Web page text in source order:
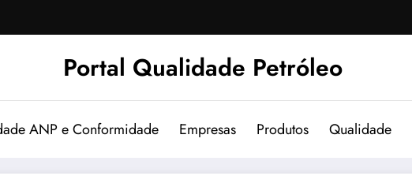
Portal Qualidade Petróleo
ANP e Conformidade Empresas Produtos Qualidade